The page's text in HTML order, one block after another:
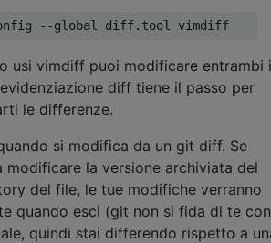
usi vimdiff puoi modificare entrambi i
diff tiene il passo per
le differenze.
si modifica da un git diff. Se
modificare la versione archiviata del
del file, le tue modifiche verranno
quando esci (git non si fida di te con
quindi stai differendo rispetto a